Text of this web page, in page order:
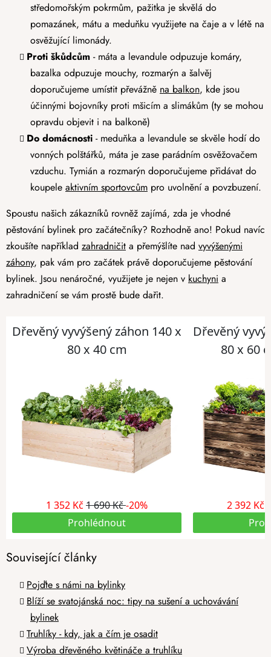
středomořským pokrmům, pažitka je skvělá do
pomazánek, mátu a meduňku využijete na čaje a v létě na
osvěžující limonády.
Proti škůdcům - máta a levandule odpuzuje komáry,
bazalka odpuzuje mouchy, rozmarýn a šalvěj
doporučujeme umístit převážně na balkon, kde jsou
účinnými bojovníky proti mšicím a slimákům (ty se mohou
opravdu objevit i na balkoně)
Do domácnosti - meduňka a levandule se skvěle hodí do
vonných polštářků, máta je zase parádním osvěžovačem
vzduchu. Tymián a rozmarýn doporučujeme přidávat do
koupele aktivním sportovcům pro uvolnění a povzbuzení.
Spoustu našich zákazníků rovněž zajímá, zda je vhodné
pěstování bylinek pro začátečníky? Rozhodně ano! Pokud navíc
zkoušíte například zahradničit a přemýšlíte nad vyvýšenými
záhony, pak vám pro začátek právě doporučujeme pěstování
bylinek. Jsou nenáročné, využijete je nejen v kuchyni a
zahradničení se vám prostě bude dařit.
Související články
Pojďte s námi na bylinky
Blíží se svatojánská noc: tipy na sušení a uchovávání
bylinek
Truhlíky - kdy, jak a čím je osadit
Výroba dřevěného květináče a truhlíku